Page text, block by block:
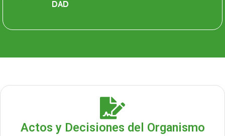
DAD
Actos y Decisiones del Organismo